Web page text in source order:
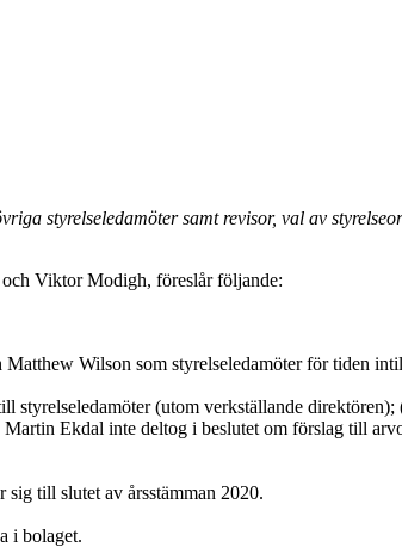
styrelseledamöter samt revisor, val av
Viktor Modigh, föreslår följande:
Wilson som styrelseledamöter för tiden
(utom verkställande
Ekdal inte deltog i beslutet om förslag till
till slutet av årsstämman 2020.
i bolaget.